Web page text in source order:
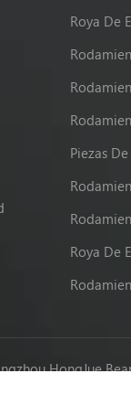
Roya De
Piezas
Roya De
HongJue